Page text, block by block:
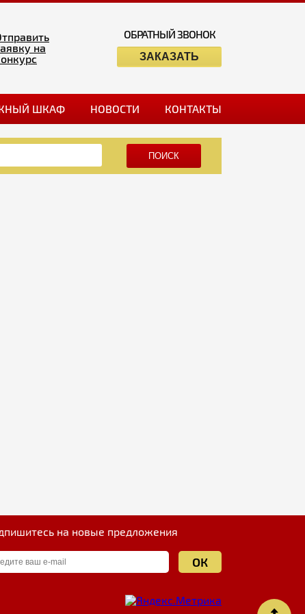
на
ОБРАТНЫЙ ЗВОНОК
ЗАКАЗАТЬ
ШКАФ НОВОСТИ КОНТАКТЫ
ПОИСК
на новые предложения